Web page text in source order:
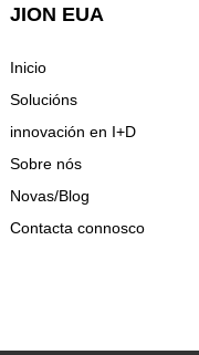
JION EUA
Inicio
Solucións
innovación en I+D
Sobre nós
Novas/Blog
Contacta connosco